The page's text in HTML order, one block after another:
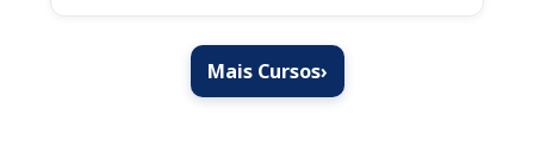
Mais Cursos›